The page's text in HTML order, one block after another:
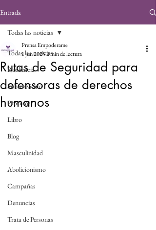
Entrada
Todas las noticias
Resiliencia
Sobreviviente
Procesos
Libro
Blog
Masculinidad
Abolicionismo
Campañas
Denuncias
Trata de Personas
Todas las noticias
Rutas de Seguridad para
defensoras de derechos
humanos
Prensa Empoderame
1 jun 20252 min de lectura